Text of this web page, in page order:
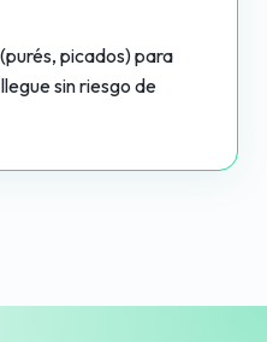
picados) para
sin riesgo de